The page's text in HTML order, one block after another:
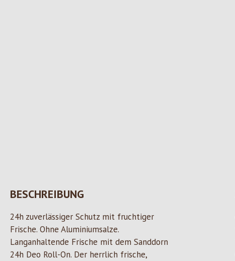
BESCHREIBUNG
24h zuverlässiger Schutz mit fruchtiger
Frische. Ohne Aluminiumsalze.
Langanhaltende Frische mit dem Sanddorn
24h Deo Roll-On. Der herrlich frische,